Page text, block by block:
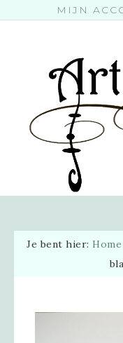
MIJN
Je bent hier: Home